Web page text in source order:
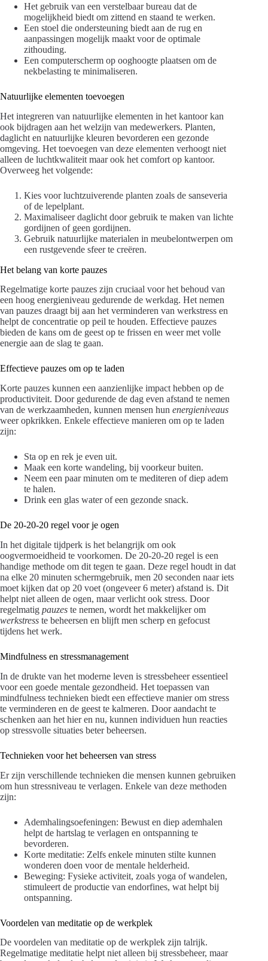
Het gebruik van een verstelbaar bureau dat de
mogelijkheid biedt om zittend en staand te werken.
Een stoel die ondersteuning biedt aan de rug en
aanpassingen mogelijk maakt voor de optimale
zithouding.
Een computerscherm op ooghoogte plaatsen om de
nekbelasting te minimaliseren.
Natuurlijke elementen toevoegen
Het integreren van natuurlijke elementen in het kantoor kan
ook bijdragen aan het welzijn van medewerkers. Planten,
daglicht en natuurlijke kleuren bevorderen een gezonde
omgeving. Het toevoegen van deze elementen verhoogt niet
alleen de luchtkwaliteit maar ook het comfort op kantoor.
Overweeg het volgende:
Kies voor luchtzuiverende planten zoals de sanseveria
of de lepelplant.
Maximaliseer daglicht door gebruik te maken van lichte
gordijnen of geen gordijnen.
Gebruik natuurlijke materialen in meubelontwerpen om
een rustgevende sfeer te creëren.
Het belang van korte pauzes
Regelmatige korte pauzes zijn cruciaal voor het behoud van
een hoog energieniveau gedurende de werkdag. Het nemen
van pauzes draagt bij aan het verminderen van werkstress en
helpt de concentratie op peil te houden. Effectieve pauzes
bieden de kans om de geest op te frissen en weer met volle
energie aan de slag te gaan.
Effectieve pauzes om op te laden
Korte pauzes kunnen een aanzienlijke impact hebben op de
productiviteit. Door gedurende de dag even afstand te nemen
van de werkzaamheden, kunnen mensen hun energieniveaus
weer opkrikken. Enkele effectieve manieren om op te laden
zijn:
Sta op en rek je even uit.
Maak een korte wandeling, bij voorkeur buiten.
Neem een paar minuten om te mediteren of diep adem
te halen.
Drink een glas water of een gezonde snack.
De 20-20-20 regel voor je ogen
In het digitale tijdperk is het belangrijk om ook
oogvermoeidheid te voorkomen. De 20-20-20 regel is een
handige methode om dit tegen te gaan. Deze regel houdt in dat
na elke 20 minuten schermgebruik, men 20 seconden naar iets
moet kijken dat op 20 voet (ongeveer 6 meter) afstand is. Dit
helpt niet alleen de ogen, maar verlicht ook stress. Door
regelmatig pauzes te nemen, wordt het makkelijker om
werkstress te beheersen en blijft men scherp en gefocust
tijdens het werk.
Mindfulness en stressmanagement
In de drukte van het moderne leven is stressbeheer essentieel
voor een goede mentale gezondheid. Het toepassen van
mindfulness technieken biedt een effectieve manier om stress
te verminderen en de geest te kalmeren. Door aandacht te
schenken aan het hier en nu, kunnen individuen hun reacties
op stressvolle situaties beter beheersen.
Technieken voor het beheersen van stress
Er zijn verschillende technieken die mensen kunnen gebruiken
om hun stressniveau te verlagen. Enkele van deze methoden
zijn:
Ademhalingsoefeningen: Bewust en diep ademhalen
helpt de hartslag te verlagen en ontspanning te
bevorderen.
Korte meditatie: Zelfs enkele minuten stilte kunnen
wonderen doen voor de mentale helderheid.
Beweging: Fysieke activiteit, zoals yoga of wandelen,
stimuleert de productie van endorfines, wat helpt bij
ontspanning.
Voordelen van meditatie op de werkplek
De voordelen van meditatie op de werkplek zijn talrijk.
Regelmatige meditatie helpt niet alleen bij stressbeheer, maar